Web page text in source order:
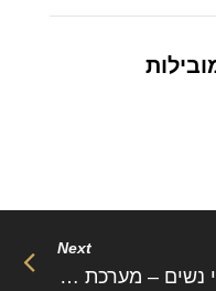
Next
בגדי נשים – מערכת יחסים שלמה